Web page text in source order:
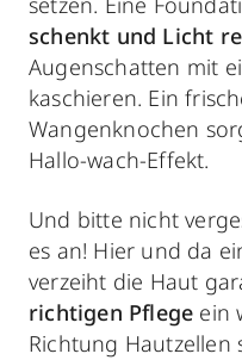
schenkt und Licht
Augenschatten mit
kaschieren. Ein
Wangenknochen
Hallo-wach-Effekt.
Und bitte nicht
es an! Hier und da
verzeiht die Haut
richtigen Pflege ein
Richtung Hautzellen